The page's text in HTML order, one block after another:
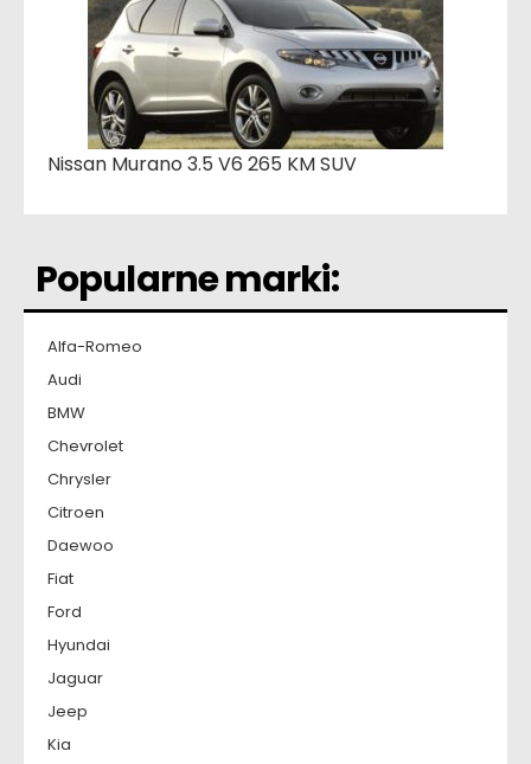
Nissan Murano 3.5 V6 265 KM SUV
Popularne marki:
Alfa-Romeo
Audi
BMW
Chevrolet
Chrysler
Citroen
Daewoo
Fiat
Ford
Hyundai
Jaguar
Jeep
Kia